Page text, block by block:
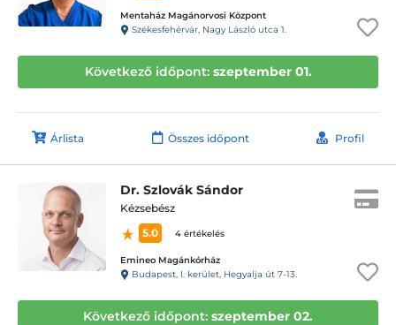
Mentaház Magánorvosi Központ
Székesfehérvár, Nagy László utca 1.
Következő időpont: szeptember 01.
Árlista Összes időpont Profil
Dr. Szlovák Sándor
Kézsebész
5.0
4 értékelés
Emineo Magánkórház
Budapest, I. kerület, Hegyalja út 7-13.
Következő időpont: szeptember 02.